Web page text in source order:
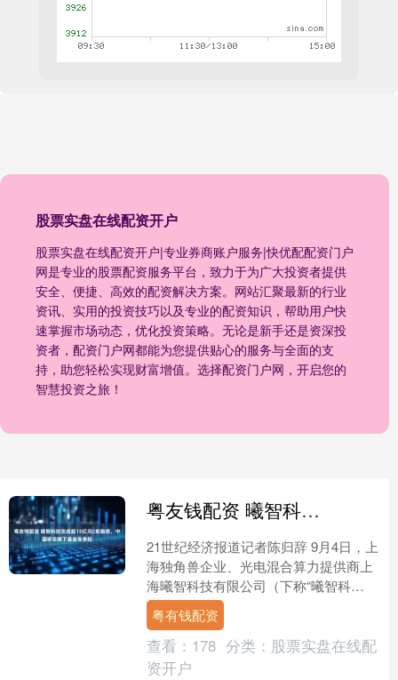
股票实盘在线配资开户
股票实盘在线配资开户|专业券商账户服务|快优配配资门户
网是专业的股票配资服务平台，致力于为广大投资者提供
安全、便捷、高效的配资解决方案。网站汇聚最新的行业
资讯、实用的投资技巧以及专业的配资知识，帮助用户快
速掌握市场动态，优化投资策略。无论是新手还是资深投
资者，配资门户网都能为您提供贴心的服务与全面的支
持，助您轻松实现财富增值。选择配资门户网，开启您的
智慧投资之旅！
粤友钱配资 曦智科技完成超15亿元C轮融资，中国移动旗下基金等参投
21世纪经济报道记者陈归辞 9月4日，上
海独角兽企业、光电混合算力提供商上
海曦智科技有限公司（下称“曦智科
技”）宣布，该公司近日完成规模超15亿
元人民币的C轮融....
粤有钱配资
查看： 178 分类： 股票实盘在线配
资开户